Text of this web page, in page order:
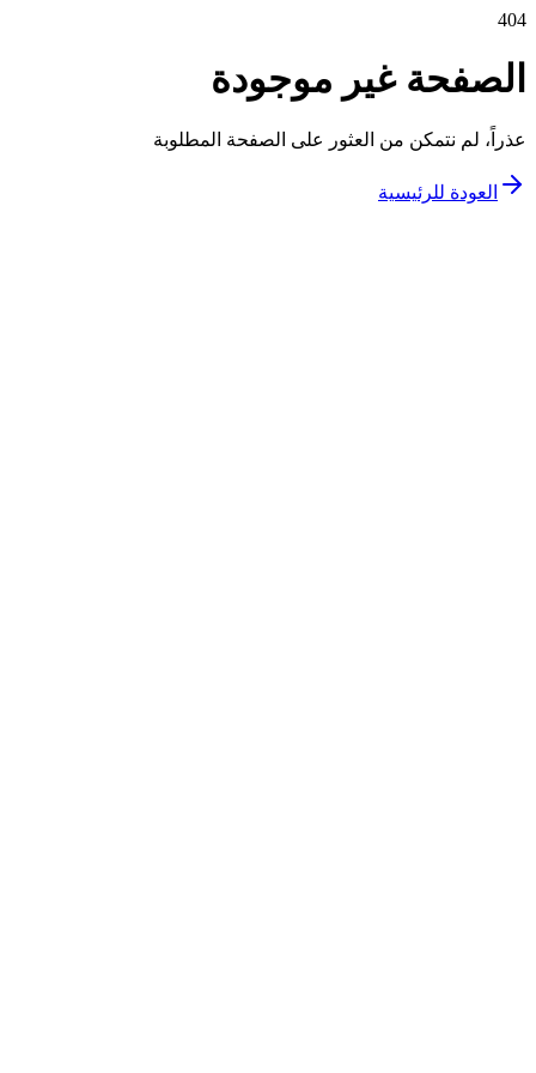
404
الصفحة غير موجودة
عذراً، لم نتمكن من العثور على الصفحة المطلوبة
العودة للرئيسية